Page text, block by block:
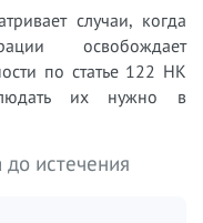
случаи, когда
освобождает
по статье 122 НК
их нужно в
истечения